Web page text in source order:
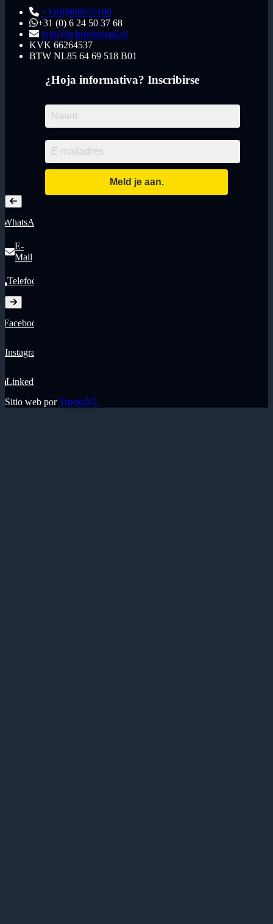
+31(0)880016100
+31 (0) 6 24 50 37 68
info@heftrucktotaal.nl
KVK 66264537
BTW NL85 64 69 518 B01
¿Hoja informativa? Inscribirse
WhatsApp
E-
Mail
Telefoon
Facebook
Instagram
LinkedIn
Sitio web por TrucksNL